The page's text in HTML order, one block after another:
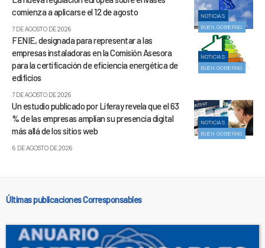
NOTICIAS
BUEN GOBIERNO
comienza a aplicarse el 12 de agosto
7 DE AGOSTO DE 2026
NOTICIAS
BUEN GOBIERNO
FENIE, designada para representar a las
empresas instaladoras en la Comisión Asesora
para la certificación de eficiencia energética de
edificios
7 DE AGOSTO DE 2026
NOTICIAS
BUEN GOBIERNO
Un estudio publicado por Liferay revela que el 63
% de las empresas amplían su presencia digital
más allá de los sitios web
6 DE AGOSTO DE 2026
Últimas publicaciones Corresponsables